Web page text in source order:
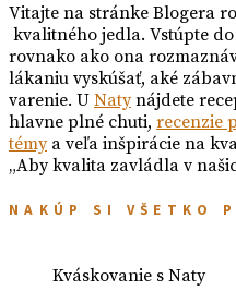
Vitajte na stránke Blogera
kvalitného jedla. Vstúpte
rovnako ako ona
lákaniu vyskúšať, aké
varenie. U Natynájdete
hlavne plné chuti, recenzie
témya veľa inšpirácie na
„Aby kvalita zavládla v
NAKÚP SI VŠETKO
Kváskovanie s Naty